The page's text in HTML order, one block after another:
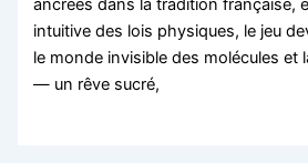
ancrées dans la tradition française,
intuitive des lois physiques, le jeu
le monde invisible des molécules et
— un rêve sucré,